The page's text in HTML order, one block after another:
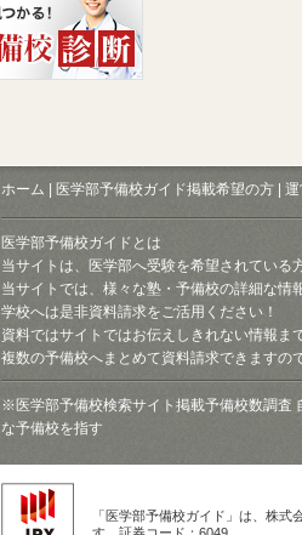
ホーム 医学部予備校ガイド掲載希望の方 運
医学部予備校ガイドとは
当サイトは、医学部へ受験を希望されている
当サイトでは、様々な塾・予備校の詳細な
学校へは是非資料請求をご活用ください！
資料ではサイトではお伝えしきれない情報ま
複数の予備校へまとめて資料請求できますの
※医学部予備校検索サイト掲載予備校数調査
な予備校を指す
「医学部予備校ガイド」は、株式
す。証券コード：6049